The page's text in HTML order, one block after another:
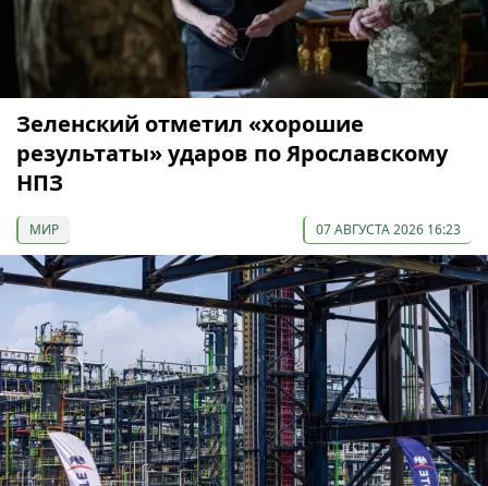
Зеленский отметил «хорошие
результаты» ударов по Ярославскому
НПЗ
МИР 07 АВГУСТА 2026 16:23